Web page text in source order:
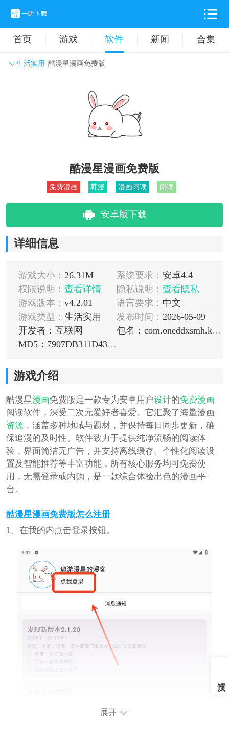
首页 游戏 软件 新闻 合集
生活实用 酷漫星漫画免费版
拍摄美化 时尚购物
酷漫星漫画免费版
免费漫画 韩漫 漫画阅读 阅读
安卓版下载
详细信息
游戏大小： 26.31M 系统要求： 安卓4.4
权限说明： 查看详情 隐私说明： 查看隐私
游戏版本： v4.2.01 语言要求： 中文
游戏类型： 生活实用 发布时间： 2026-05-09
开发者：互联网
包名：com.oneddxsmh.kmx
MD5：7907DB311D43A3C592D2C88D9CCE83B9
游戏介绍
酷漫星漫画免费版是一款专为安卓用户设计的免费漫画
阅读软件，深受二次元爱好者喜爱。它汇聚了海量漫画
资源，涵盖多种地域与题材，并保持每日同步更新，确
保追漫的及时性。软件致力于提供纯净流畅的阅读体
验，界面简洁无广告，并支持离线缓存、个性化阅读设
置及智能推荐等丰富功能，所有核心服务均可免费使
用，无需登录或内购，是一款综合体验出色的漫画平
台。
酷漫星漫画免费版怎么注册
1、在我的内点击登录按钮。
展开